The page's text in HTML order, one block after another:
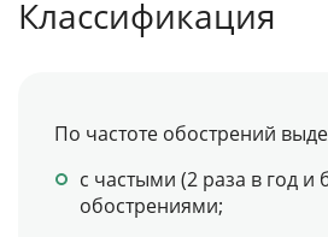
Классификация
По частоте обострений
с частыми (2 раза в год и
обострениями;